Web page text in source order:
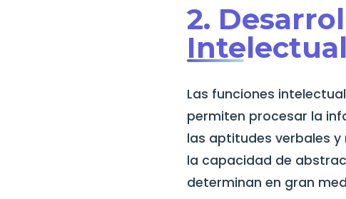
2.
Las funciones
permiten procesar la
las aptitudes verbales
la capacidad de
determinan en gran